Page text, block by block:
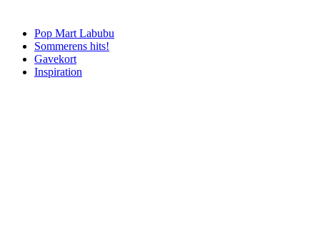
Pop Mart Labubu
Sommerens hits!
Gavekort
Inspiration